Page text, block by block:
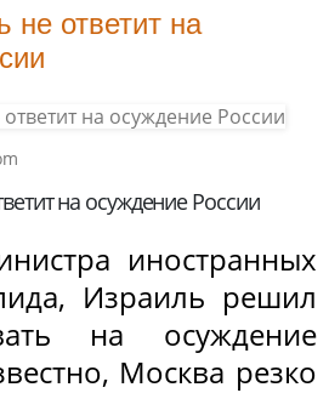
не ответит на
на осуждение России
иностранных
Израиль решил
на осуждение
Москва резко